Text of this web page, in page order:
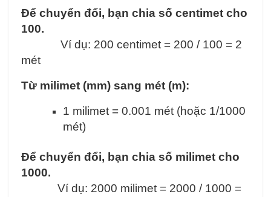
Để chuyển đổi, bạn chia số centimet cho
100.
Ví dụ: 200 centimet = 200 / 100 = 2
mét
Từ milimet (mm) sang mét (m):
1 milimet = 0.001 mét (hoặc 1/1000
mét)
Để chuyển đổi, bạn chia số milimet cho
1000.
Ví dụ: 2000 milimet = 2000 / 1000 =